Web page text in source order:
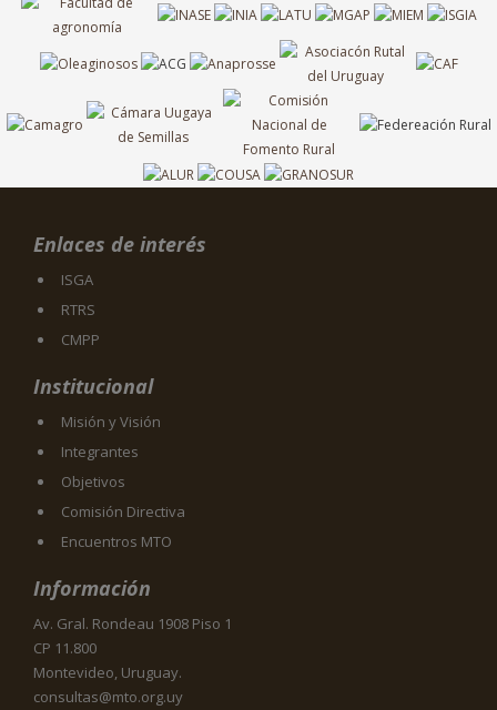
Enlaces de interés
ISGA
RTRS
CMPP
Institucional
Misión y Visión
Integrantes
Objetivos
Comisión Directiva
Encuentros MTO
Información
Av. Gral. Rondeau 1908 Piso 1
CP 11.800
Montevideo, Uruguay.
consultas@mto.org.uy